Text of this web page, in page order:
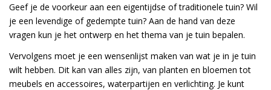
Geef je de voorkeur aan een eigentijdse of traditionele tuin? Wil
je een levendige of gedempte tuin? Aan de hand van deze
vragen kun je het ontwerp en het thema van je tuin bepalen.
Vervolgens moet je een wensenlijst maken van wat je in je tuin
wilt hebben. Dit kan van alles zijn, van planten en bloemen tot
meubels en accessoires, waterpartijen en verlichting. Je kunt